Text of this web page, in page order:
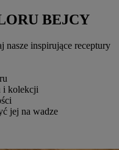
BEJCY
inspirujące receptury
i kolekcji
jej na wadze